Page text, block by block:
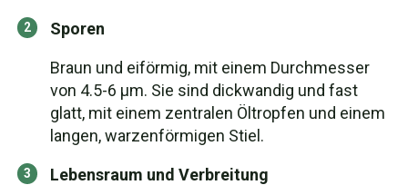
Sporen
Braun und eiförmig, mit einem Durchmesser
von 4.5-6 µm. Sie sind dickwandig und fast
glatt, mit einem zentralen Öltropfen und einem
langen, warzenförmigen Stiel.
Lebensraum und Verbreitung